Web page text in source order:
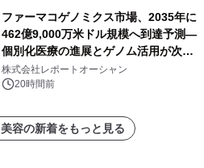
ファーマコゲノミクス市場、2035年に
462億9,000万米ドル規模へ到達予測―
個別化医療の進展とゲノム活用が次世
代ヘルスケア投資を加速
株式会社レポートオーシャン
20時間前
容の新着をもっと見る